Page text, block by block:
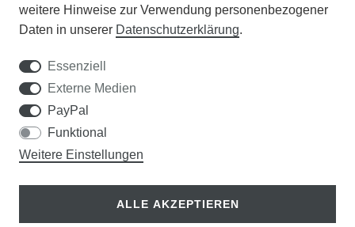
WISSENSWERTES
DER WEG ZUM TRAUMRASEN
Samen Rohde GmbH
weitere Hinweise zur Verwendung personenbezogener
Daten in unserer Daten­schutz­erklärung.
Essenziell
Externe Medien
PayPal
Funktional
Weitere Einstellungen
ALLE AKZEPTIEREN